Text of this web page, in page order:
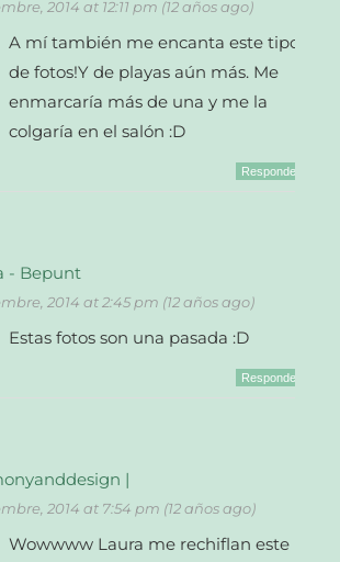
2014 at 12:11 pm (12 años ago)
A mí también me encanta este tipo
de fotos!Y de playas aún más. Me
enmarcaría más de una y me la
colgaría en el salón :D
Responder
- Bepunt
2014 at 2:45 pm (12 años ago)
Estas fotos son una pasada :D
Responder
|
2014 at 7:54 pm (12 años ago)
Wowwww Laura me rechiflan este